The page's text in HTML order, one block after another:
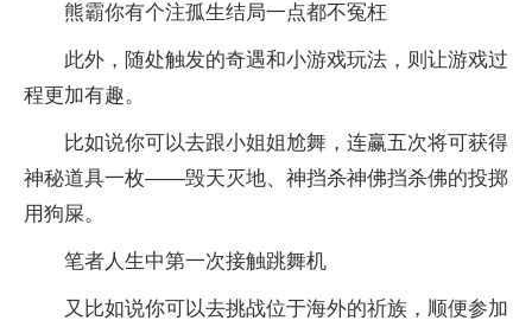
熊霸你有个注孤生结局一点都不冤枉
此外，随处触发的奇遇和小游戏玩法，则让游戏过
程更加有趣。
比如说你可以去跟小姐姐尬舞，连赢五次将可获得
神秘道具一枚——毁天灭地、神挡杀神佛挡杀佛的投掷
用狗屎。
笔者人生中第一次接触跳舞机
又比如说你可以去挑战位于海外的祈族，顺便参加